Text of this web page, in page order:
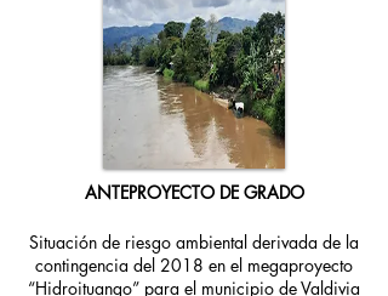
ANTEPROYECTO DE GRADO
Situación de riesgo ambiental derivada de la
contingencia del 2018 en el megaproyecto
“Hidroituango” para el municipio de Valdivia